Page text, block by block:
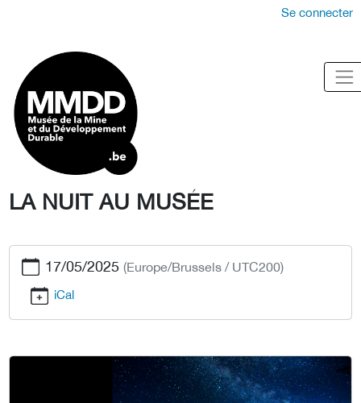
Se connecter
LA NUIT AU MUSÉE
17/05/2025 (Europe/Brussels / UTC200)
iCal